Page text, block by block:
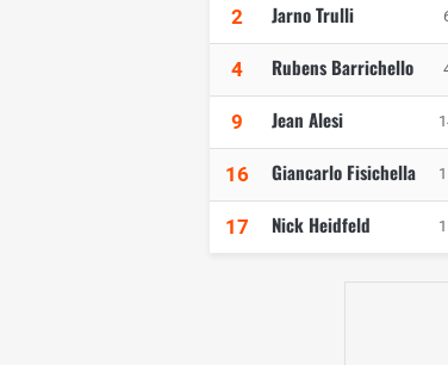
2 Jarno Trulli
4 Rubens Barrichello
9 Jean Alesi
16 Giancarlo Fisichella
17 Nick Heidfeld